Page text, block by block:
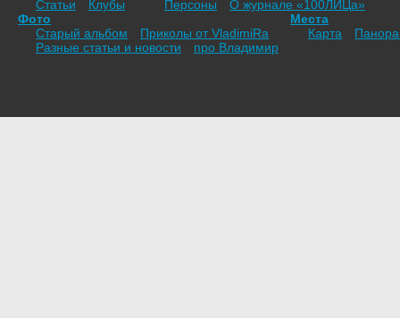
Статьи
Клубы
Персоны
О журнале «100ЛИЦа»
Фото
Старый альбом
Приколы от VladimiRа
Места
Карта
Разные статьи и новости
про Владимир